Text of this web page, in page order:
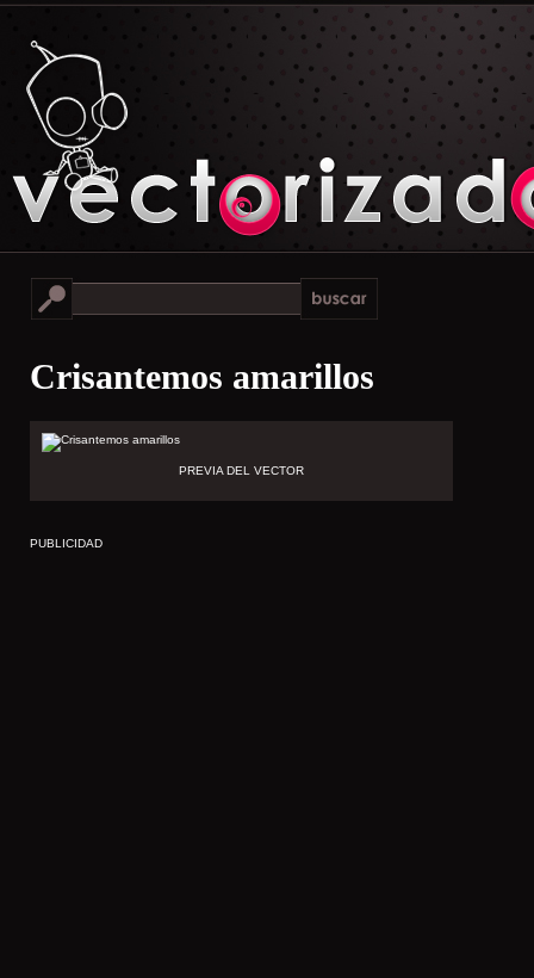
Crisantemos amarillos
PREVIA DEL VECTOR
PUBLICIDAD